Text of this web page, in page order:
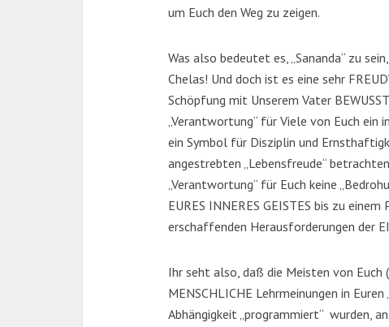
um Euch den Weg zu zeigen.
Was also bedeutet es, „Sananda“ zu
Chelas! Und doch ist es eine sehr
Schöpfung mit Unserem Vater
„Verantwortung“ für Viele von Euch ein
ein Symbol für Disziplin und
angestrebten „Lebensfreude“
„Verantwortung“ für Euch keine
EURES INNERES GEISTES bis zu
erschaffenden Herausforderungen der
Ihr seht also, daß die Meisten von Euch
MENSCHLICHE Lehrmeinungen in
Abhängigkeit „programmiert“ wurden,